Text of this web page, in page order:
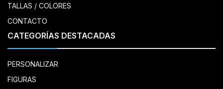
TALLAS / COLORES
CONTACTO
CATEGORÍAS DESTACADAS
PERSONALIZAR
FIGURAS